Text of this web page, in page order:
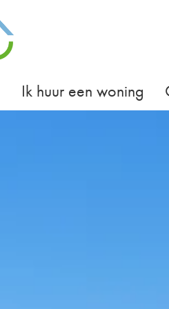
Ik huur een woning